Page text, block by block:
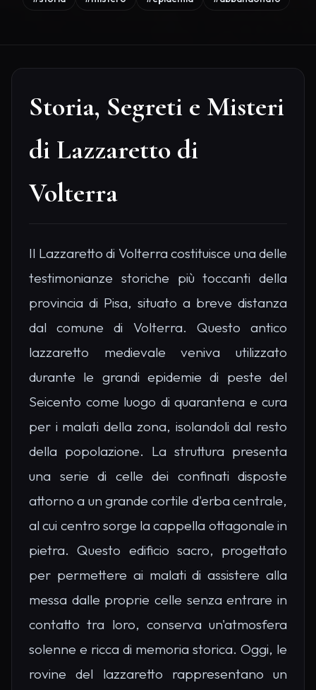
Storia, Segreti e Misteri
di Lazzaretto di
Volterra
Il Lazzaretto di Volterra costituisce una delle
testimonianze storiche più toccanti della
provincia di Pisa, situato a breve distanza
dal comune di Volterra. Questo antico
lazzaretto medievale veniva utilizzato
durante le grandi epidemie di peste del
Seicento come luogo di quarantena e cura
per i malati della zona, isolandoli dal resto
della popolazione. La struttura presenta
una serie di celle dei confinati disposte
attorno a un grande cortile d'erba centrale,
al cui centro sorge la cappella ottagonale in
pietra. Questo edificio sacro, progettato
per permettere ai malati di assistere alla
messa dalle proprie celle senza entrare in
contatto tra loro, conserva un'atmosfera
solenne e ricca di memoria storica. Oggi, le
rovine del lazzaretto rappresentano un